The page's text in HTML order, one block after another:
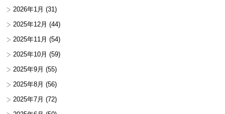
2026年1月 (31)
2025年12月 (44)
2025年11月 (54)
2025年10月 (59)
2025年9月 (55)
2025年8月 (56)
2025年7月 (72)